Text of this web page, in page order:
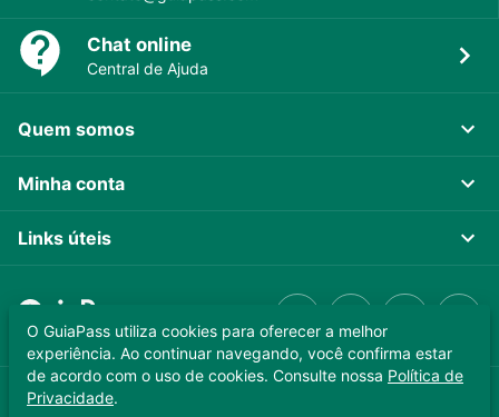
Chat online
Central de Ajuda
Quem somos
Minha conta
Links úteis
GUIAPASS TECNOLOGIA LTDA. CNPJ 37.989.806/0001-64
O GuiaPass utiliza cookies para oferecer a melhor
experiência. Ao continuar navegando, você confirma estar
de acordo com o uso de cookies. Consulte nossa Política de
Privacidade.